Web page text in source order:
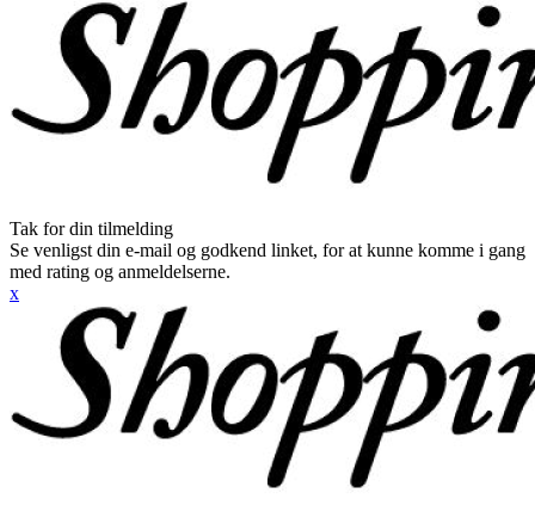
Tak for din tilmelding
Se venligst din e-mail og godkend linket, for at kunne komme i gang
med rating og anmeldelserne.
x